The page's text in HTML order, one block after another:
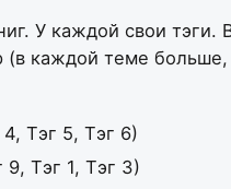
У каждой свои
(в каждой теме
Тэг 5, Тэг 6)
9, Тэг 1, Тэг 3)